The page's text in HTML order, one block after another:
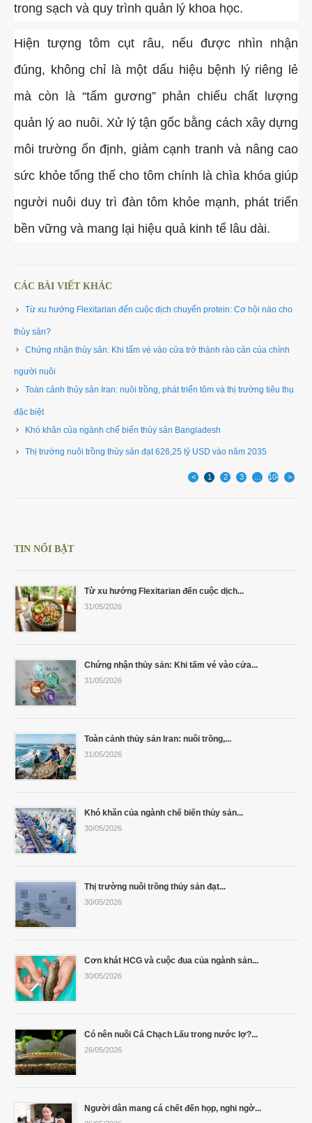
trong sạch và quy trình quản lý khoa học.
Hiện tượng tôm cụt râu, nếu được nhìn nhận
đúng, không chỉ là một dấu hiệu bệnh lý riêng lẻ
mà còn là “tấm gương” phản chiếu chất lượng
quản lý ao nuôi. Xử lý tận gốc bằng cách xây dựng
môi trường ổn định, giảm cạnh tranh và nâng cao
sức khỏe tổng thể cho tôm chính là chìa khóa giúp
người nuôi duy trì đàn tôm khỏe mạnh, phát triển
bền vững và mang lại hiệu quả kinh tế lâu dài.
CÁC BÀI VIẾT KHÁC
Từ xu hướng Flexitarian đến cuộc dịch chuyển protein: Cơ hội nào cho
thủy sản? ​
Chứng nhận thủy sản: Khi tấm vé vào cửa trở thành rào cản của chính
người nuôi
Toàn cảnh thủy sản Iran: nuôi trồng, phát triển tôm và thị trường tiêu thụ
đặc biệt ​
Khó khăn của ngành chế biến thủy sản Bangladesh
Thị trường nuôi trồng thủy sản đạt 626,25 tỷ USD vào năm 2035 ​
< 1 2 3 1049 >
TIN NỔI BẬT
Từ xu hướng Flexitarian đến cuộc dịch...
31/05/2026
Chứng nhận thủy sản: Khi tấm vé vào cửa...
31/05/2026
Toàn cảnh thủy sản Iran: nuôi trồng,...
31/05/2026
Khó khăn của ngành chế biến thủy sản...
30/05/2026
Thị trường nuôi trồng thủy sản đạt...
30/05/2026
Cơn khát HCG và cuộc đua của ngành sản...
30/05/2026
Có nên nuôi Cá Chạch Lấu trong nước lợ?...
26/05/2026
Người dân mang cá chết đến họp, nghi ngờ...